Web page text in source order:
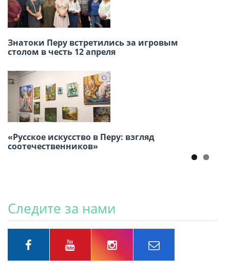
Знатоки Перу встретились за игровым
столом в честь 12 апреля
«Русское искусство в Перу: взгляд
соотечественников»
Масленица в Русском доме в Лиме собрала
большое количество гостей.
В Лиме прошёл XI Детский фестиваль
русского творчества «Весёлые нотки»
Следите за нами